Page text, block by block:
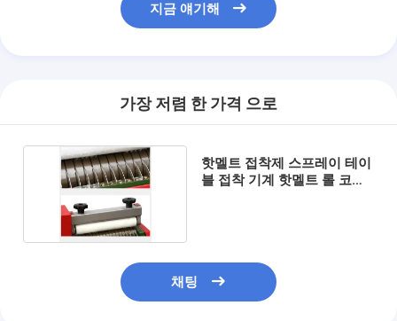
지금 얘기해
가장 저렴 한 가격 으로
핫멜트 접착제 스프레이 테이
블 접착 기계 핫멜트 롤 코팅
채팅